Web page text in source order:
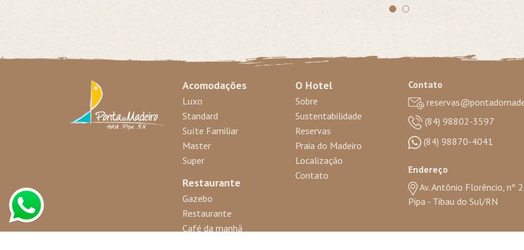
Acomodações
Luxo
Standard
Suíte Familiar
Master
Super
Restaurante
Gazebo
Restaurante
Café da manhã
O Hotel
Sobre
Sustentabilidade
Reservas
Praia do Madeiro
Localização
Contato
Contato
(84) 98802-3597
(84) 98870-4041
Endereço
Av. Antônio Florêncio, nº
Pipa - Tibau do Sul/RN